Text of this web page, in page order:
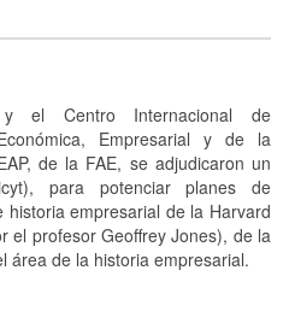
el Centro Internacional de
Empresarial y de la
de la FAE, se adjudicaron un
para potenciar planes de
empresarial de la Harvard
el profesor Geoffrey Jones), de la
área de la historia empresarial.